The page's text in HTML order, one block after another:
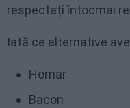
respectați întocmai
Iată ce alternative
Homar
Bacon